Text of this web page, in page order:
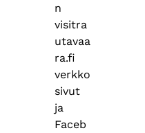
n
visitra
utavaa
ra.fi
verkko
sivut
ja
Faceb